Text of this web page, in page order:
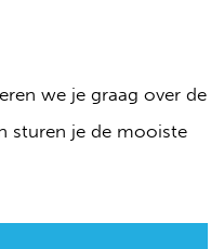
we je graag over de
sturen je de mooiste